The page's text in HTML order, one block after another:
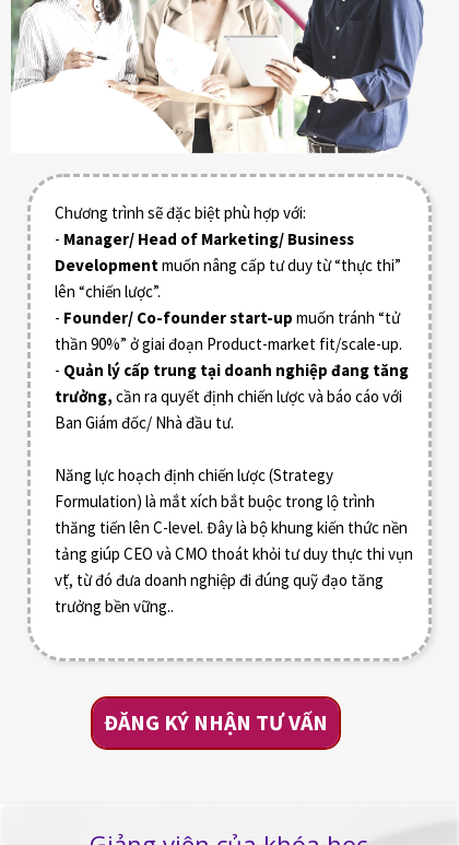
Chương trình sẽ đặc biệt phù hợp với:
- Manager/ Head of Marketing/ Business
Developmentmuốn nâng cấp tư duy từ “thực thi”
lên “chiến lược”.
- Founder/ Co-founder start-up muốn tránh “tử
thần 90%” ở giai đoạn Product-market fit/scale-up.
- Quản lý cấp trung tại doanh nghiệp đang tăng
trưởng, cần ra quyết định chiến lược và báo cáo với
Ban Giám đốc/ Nhà đầu tư.
Năng lực hoạch định chiến lược (Strategy
Formulation) là mắt xích bắt buộc trong lộ trình
thăng tiến lên C-level. Đây là bộ khung kiến thức nền
tảng giúp CEO và CMO thoát khỏi tư duy thực thi vụn
vặt, từ đó đưa doanh nghiệp đi đúng quỹ đạo tăng
trưởng bền vững..
ĐĂNG KÝ NHẬN TƯ VẤN